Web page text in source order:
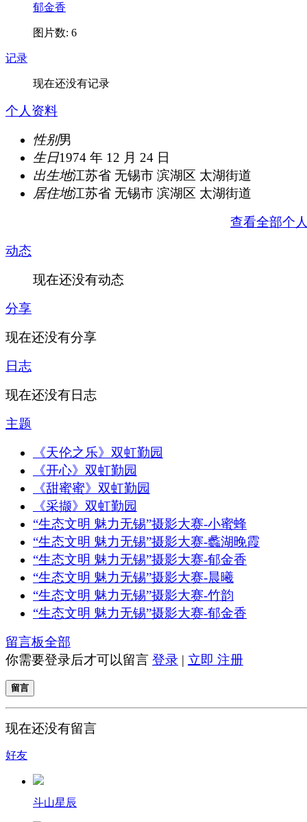
郁金香
图片数: 6
记录
现在还没有记录
个人资料
性别男
生日1974 年 12 月 24 日
出生地江苏省 无锡市 滨湖区 太湖街道
居住地江苏省 无锡市 滨湖区 太湖街道
查看全部个
动态
现在还没有动态
分享
现在还没有分享
日志
现在还没有日志
主题
《天伦之乐》双虹勤园
《开心》双虹勤园
《甜蜜蜜》双虹勤园
《采撷》双虹勤园
“生态文明 魅力无锡”摄影大赛-小蜜蜂
“生态文明 魅力无锡”摄影大赛-蠡湖晚霞
“生态文明 魅力无锡”摄影大赛-郁金香
“生态文明 魅力无锡”摄影大赛-晨曦
“生态文明 魅力无锡”摄影大赛-竹韵
“生态文明 魅力无锡”摄影大赛-郁金香
留言板全部
你需要登录后才可以留言 登录 | 立即 注册
留言
现在还没有留言
好友
斗山星辰